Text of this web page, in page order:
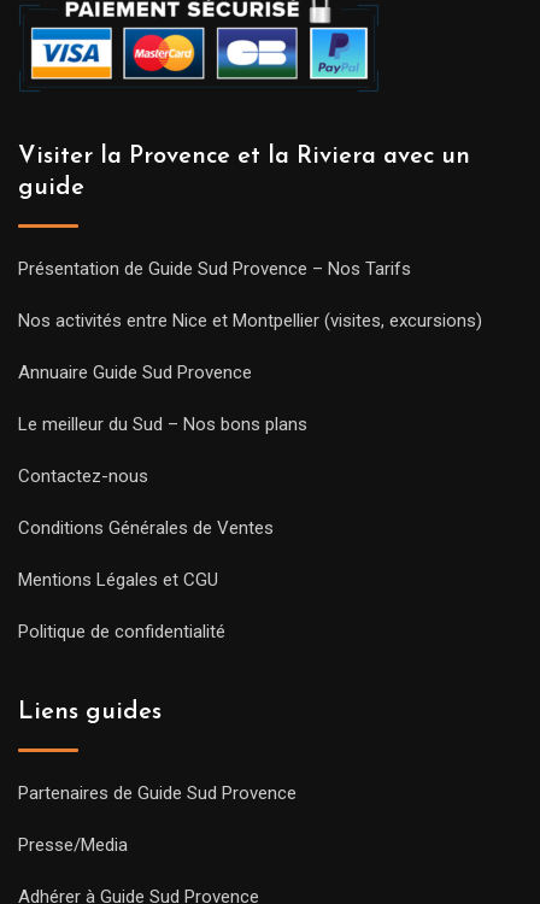
Visiter la Provence et la Riviera avec un
guide
Présentation de Guide Sud Provence – Nos Tarifs
Nos activités entre Nice et Montpellier (visites, excursions)
Annuaire Guide Sud Provence
Le meilleur du Sud – Nos bons plans
Contactez-nous
Conditions Générales de Ventes
Mentions Légales et CGU
Politique de confidentialité
Liens guides
Partenaires de Guide Sud Provence
Presse/Media
Adhérer à Guide Sud Provence